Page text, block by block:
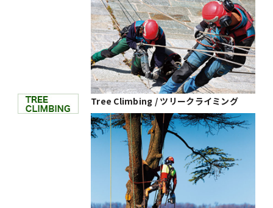
Tree Climbing / ツリークライミング